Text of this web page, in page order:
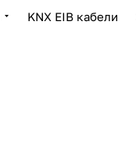
KNX EIB кабели